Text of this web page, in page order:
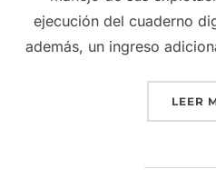
ejecución del cuaderno
además, un ingreso
LEER